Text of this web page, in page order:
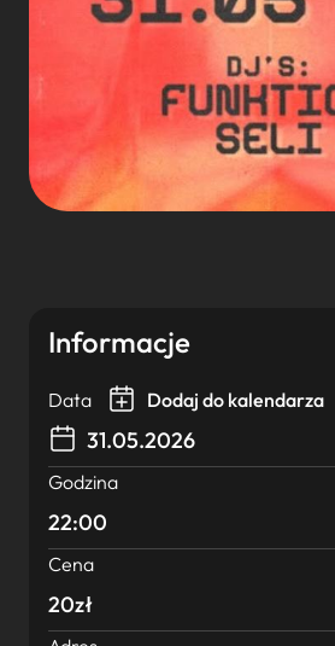
Informacje
Data Dodaj do kalendarza
31.05.2026
Godzina
22:00
Cena
20zł